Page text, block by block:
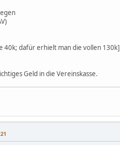
40k; dafür erhielt man die vollen 130k]
Geld in die Vereinskasse.